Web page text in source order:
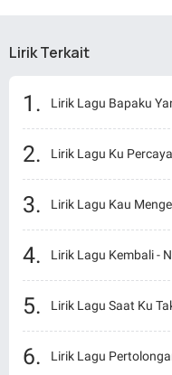
Lirik Terkait
Lirik Lagu Bapaku
Lirik Lagu Ku
Lirik Lagu Kau
Lirik Lagu Kembali -
Lirik Lagu Saat Ku
Lirik Lagu